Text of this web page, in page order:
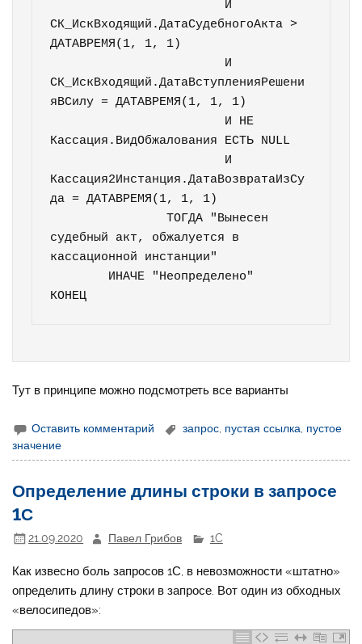
СК_ИскВходящий.ДатаСудебногоАкта >
ДАТАВРЕМЯ(1, 1, 1)
СК_ИскВходящий.ДатаВступленияРешени
яВСилу = ДАТАВРЕМЯ(1, 1, 1)
Кассация.ВидОбжалования ЕСТЬ NULL
Кассация2Инстанция.ДатаВозвратаИзСу
да = ДАТАВРЕМЯ(1, 1, 1)
		ТОГДА "Вынесен
судебный акт, обжалуется в
кассационной инстанции"
КОНЕЦ
Тут в принципе можно подсмотреть все варианты
Оставить комментарий запрос пустая ссылка пустое
значение
Определение длины строки в запросе
1С
21.09.2020 Павел Грибов 1C
Как извесно боль запросов 1С, в невозможности «штатно»
определить длину строки в запросе. Вот один из обходных
«велосипедов»: